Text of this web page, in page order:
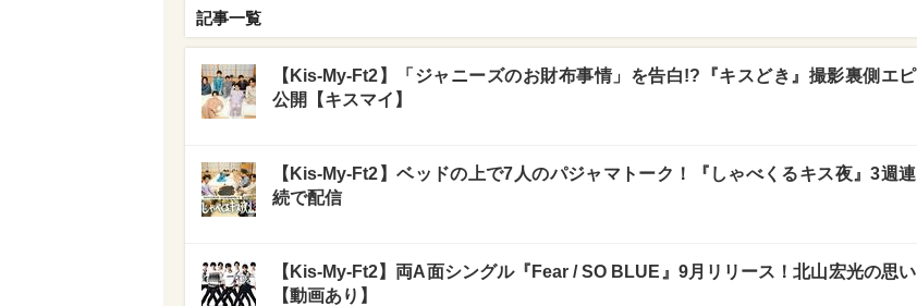
記事一覧
【Kis-My-Ft2】「ジャニーズのお財布事情」を告白!?『キスどき』撮影裏側エピ
公開【キスマイ】
【Kis-My-Ft2】ベッドの上で7人のパジャマトーク！『しゃべくるキス夜』3週連
続で配信
【Kis-My-Ft2】両A面シングル『Fear / SO BLUE』9月リリース！北山宏光の思い
【動画あり】